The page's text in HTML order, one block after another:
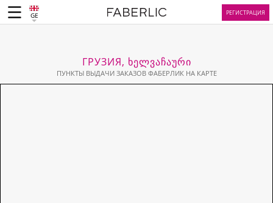
GE РЕГИСТРАЦИЯ
ГРУЗИЯ, ᲮᲔᲚᲕᲐᲩᲐᲣᲠᲘ
ПУНКТЫ ВЫДАЧИ ЗАКАЗОВ ФАБЕРЛИК НА КАРТЕ